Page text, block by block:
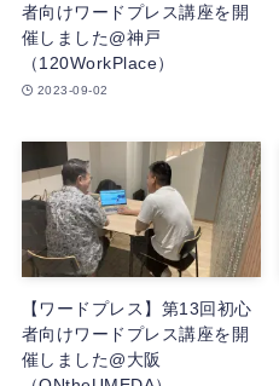
者向けワードプレス講座を開
催しました@神戸
（120WorkPlace）
2023-09-02
【ワードプレス】第13回初心
者向けワードプレス講座を開
催しました@大阪